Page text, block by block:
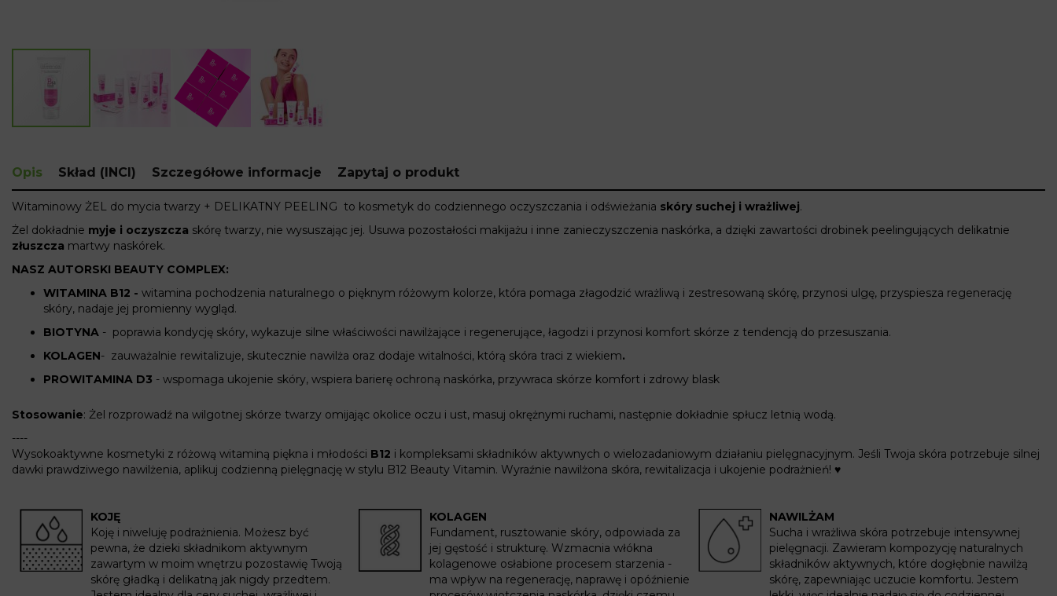
the
beginning
of
the
images
gallery
Opis Skład (INCI) Szczegółowe informacje Zapytaj o produkt
Witaminowy ŻEL do mycia twarzy + DELIKATNY PEELING to kosmetyk do codziennego oczyszczania i odświeżania skóry suchej i wrażliwej.
Żel dokładnie myje i oczyszcza skórę twarzy, nie wysuszając jej. Usuwa pozostałości makijażu i inne zanieczyszczenia naskórka, a dzięki zawartości drobinek peelingujących delikatnie
złuszcza martwy naskórek.
NASZ AUTORSKI BEAUTY COMPLEX:
WITAMINA B12 - witamina pochodzenia naturalnego o pięknym różowym kolorze, która pomaga złagodzić wrażliwą i zestresowaną skórę, przynosi ulgę, przyspiesza regenerację
skóry, nadaje jej promienny wygląd.
BIOTYNA - poprawia kondycję skóry, wykazuje silne właściwości nawilżające i regenerujące, łagodzi i przynosi komfort skórze z tendencją do przesuszania.
KOLAGEN- zauważalnie rewitalizuje, skutecznie nawilża oraz dodaje witalności, którą skóra traci z wiekiem.
PROWITAMINA D3 - wspomaga ukojenie skóry, wspiera barierę ochroną naskórka, przywraca skórze komfort i zdrowy blask
Stosowanie: Żel rozprowadź na wilgotnej skórze twarzy omijając okolice oczu i ust, masuj okrężnymi ruchami, następnie dokładnie spłucz letnią wodą.
----
Wysokoaktywne kosmetyki z różową witaminą piękna i młodości B12 i kompleksami składników aktywnych o wielozadaniowym działaniu pielęgnacyjnym. Jeśli Twoja skóra potrzebuje silnej
dawki prawdziwego nawilżenia, aplikuj codzienną pielęgnację w stylu B12 Beauty Vitamin. Wyraźnie nawilżona skóra, rewitalizacja i ukojenie podrażnień! ♥
KOJĘ
Koję i niweluję podrażnienia. Możesz być
pewna, że dzieki składnikom aktywnym
zawartym w moim wnętrzu pozostawię Twoją
skórę gładką i delikatną jak nigdy przedtem.
KOLAGEN
Fundament, rusztowanie skóry, odpowiada za
jej gęstość i strukturę. Wzmacnia włókna
kolagenowe osłabione procesem starzenia -
ma wpływ na regenerację, naprawę i opóźnienie
NAWILŻAM
Sucha i wrażliwa skóra potrzebuje intensywnej
pielęgnacji. Zawieram kompozycję naturalnych
składników aktywnych, które dogłębnie nawilżą
skórę, zapewniając uczucie komfortu. Jestem